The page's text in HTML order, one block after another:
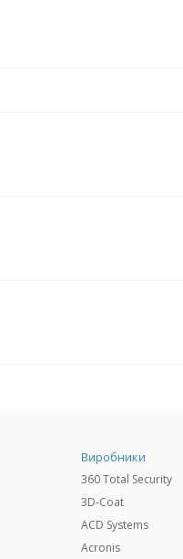
Виробники
360 Total Security
3D-Coat
ACD Systems
Acronis